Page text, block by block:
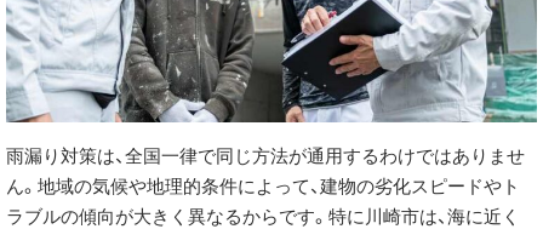
雨漏り対策は、全国一律で同じ方法が通用するわけではありませ
ん。地域の気候や地理的条件によって、建物の劣化スピードやト
ラブルの傾向が大きく異なるからです。特に川崎市は、海に近く